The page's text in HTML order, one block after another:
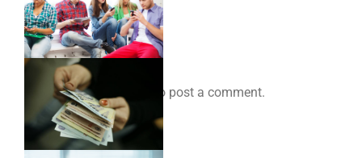
Comenteaza
You must be logged in to post a comment.